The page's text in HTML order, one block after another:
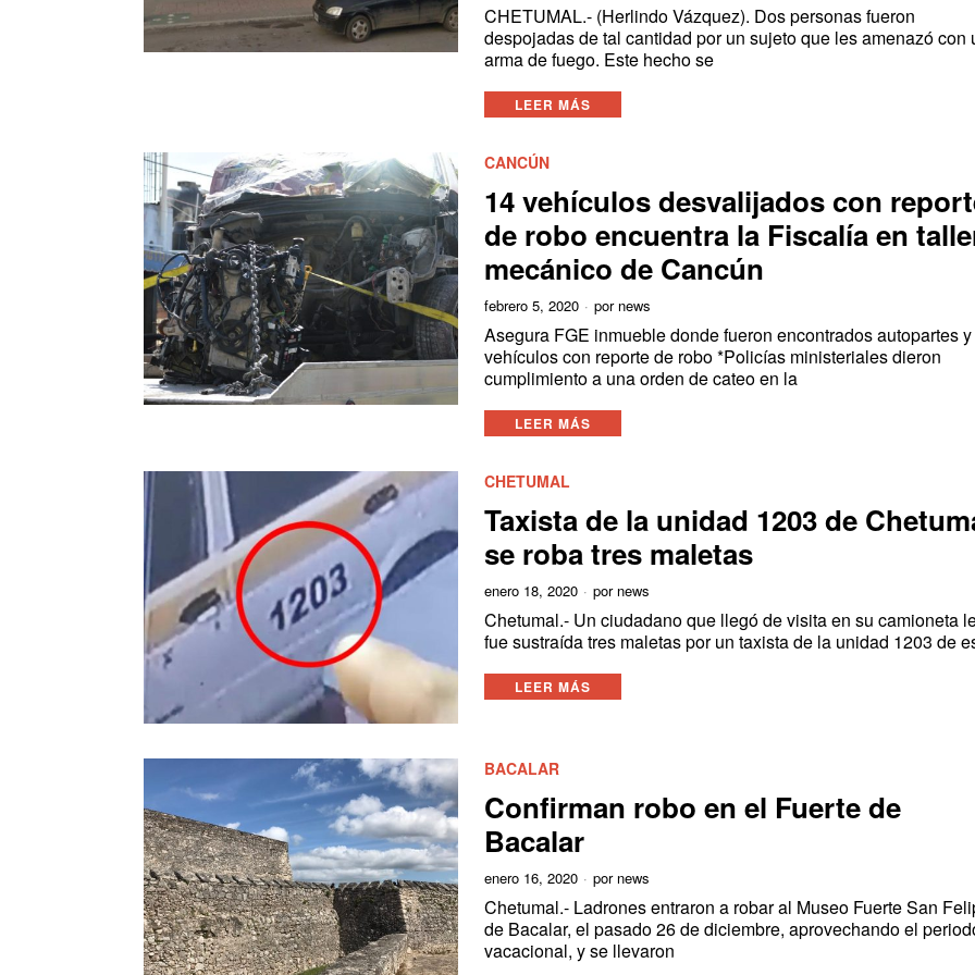
CHETUMAL.- (Herlindo Vázquez). Dos personas fueron
despojadas de tal cantidad por un sujeto que les amenazó con
arma de fuego. Este hecho se
LEER MÁS
CANCÚN
14 vehículos desvalijados con
de robo encuentra la Fiscalía en
mecánico de Cancún
febrero 5, 2020 por news
Asegura FGE inmueble donde fueron encontrados autopartes y
vehículos con reporte de robo *Policías ministeriales dieron
cumplimiento a una orden de cateo en la
LEER MÁS
CHETUMAL
Taxista de la unidad 1203 de
se roba tres maletas
enero 18, 2020 por news
Chetumal.- Un ciudadano que llegó de visita en su camioneta
fue sustraída tres maletas por un taxista de la unidad 1203 de
LEER MÁS
BACALAR
Confirman robo en el Fuerte de
Bacalar
enero 16, 2020 por news
Chetumal.- Ladrones entraron a robar al Museo Fuerte San
de Bacalar, el pasado 26 de diciembre, aprovechando el
vacacional, y se llevaron